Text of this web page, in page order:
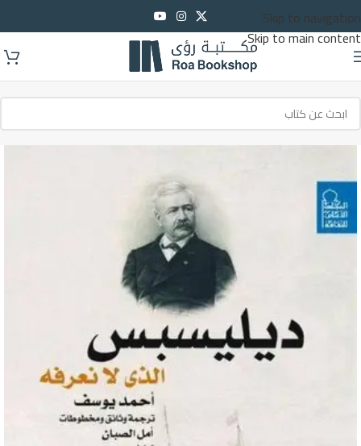
Skip to navigation
Skip to main content